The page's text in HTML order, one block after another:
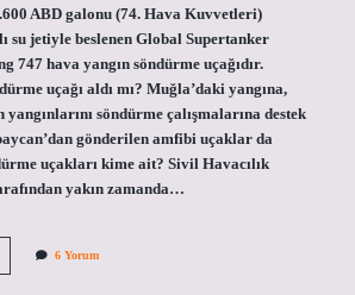
ABD galonu (74. Hava Kuvvetleri)
su jetiyle beslenen Global Supertanker
747 hava yangın söndürme uçağıdır.
uçağı aldı mı? Muğla’daki yangına,
söndürme çalışmalarına destek
gönderilen amfibi uçaklar da
uçakları kime ait? Sivil Havacılık
yakın zamanda…
6 Yorum